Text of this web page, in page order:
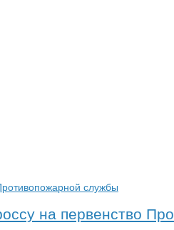
на первенство